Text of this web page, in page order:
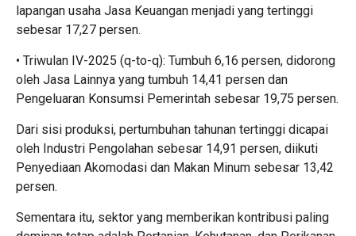
lapangan usaha Jasa Keuangan menjadi yang tertinggi
sebesar 17,27 persen.
• Triwulan IV-2025 (q-to-q): Tumbuh 6,16 persen, didorong
oleh Jasa Lainnya yang tumbuh 14,41 persen dan
Pengeluaran Konsumsi Pemerintah sebesar 19,75 persen.
Dari sisi produksi, pertumbuhan tahunan tertinggi dicapai
oleh Industri Pengolahan sebesar 14,91 persen, diikuti
Penyediaan Akomodasi dan Makan Minum sebesar 13,42
persen.
Sementara itu, sektor yang memberikan kontribusi paling